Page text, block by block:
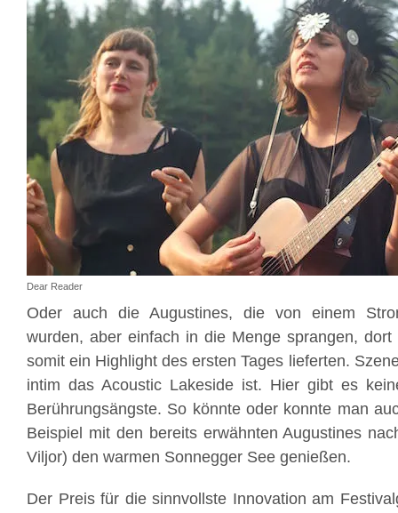
Dear Reader
Oder auch die Augustines, die von einem
wurden, aber einfach in die Menge sprangen,
somit ein Highlight des ersten Tages lieferten.
intim das Acoustic Lakeside ist. Hier gibt es
Berührungsängste. So könnte oder konnte man
Beispiel mit den bereits erwähnten Augustines
Viljor) den warmen Sonnegger See genießen.
Der Preis für die sinnvollste Innovation am